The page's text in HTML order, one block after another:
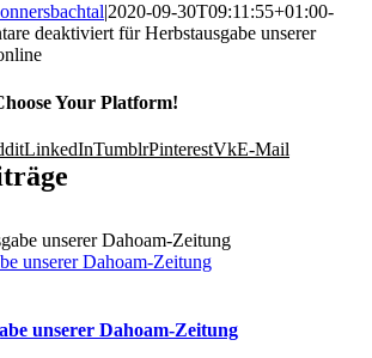
|2020-09-30T09:11:55+01:00-
deaktiviertfür Herbstausgabe unserer
Your Platform!
LinkedInTumblrPinterestVkE-Mail
unserer Dahoam-Zeitung
unserer Dahoam-Zeitung